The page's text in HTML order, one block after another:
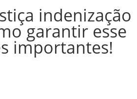
indenização
garantir esse
importantes!